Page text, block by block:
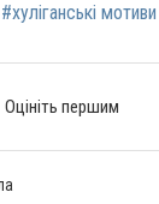
#хуліганські мотиви
Оцініть першим